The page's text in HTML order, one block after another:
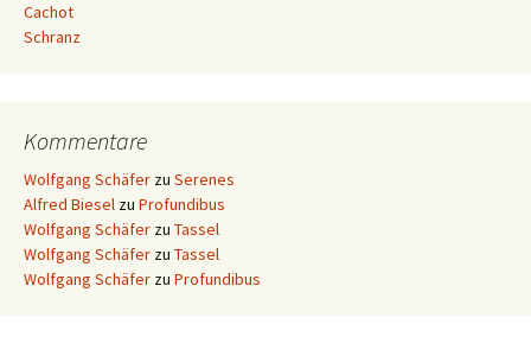
Cachot
Schranz
Kommentare
Wolfgang Schäfer zu Serenes
Alfred Biesel zu Profundibus
Wolfgang Schäfer zu Tassel
Wolfgang Schäfer zu Tassel
Wolfgang Schäfer zu Profundibus